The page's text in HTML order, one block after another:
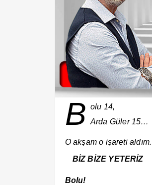
B olu 14,
Arda Güler 15…
O akşam o işareti aldım.
BİZ BİZE YETERİZ
Bolu!